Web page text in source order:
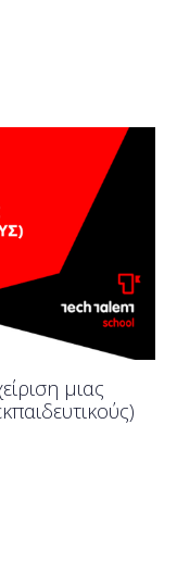
μιας